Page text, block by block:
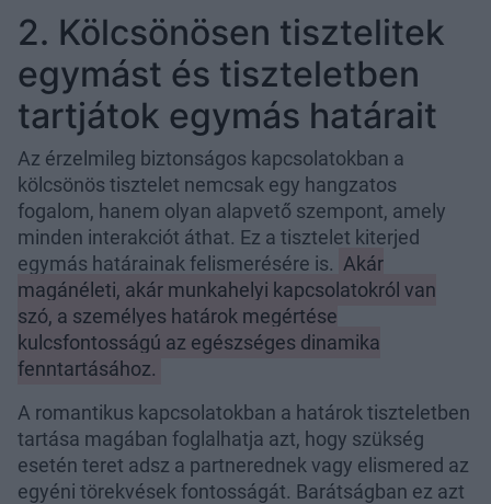
2. Kölcsönösen tisztelitek
egymást és tiszteletben
tartjátok egymás határait
Az érzelmileg biztonságos kapcsolatokban a
kölcsönös tisztelet nemcsak egy hangzatos
fogalom, hanem olyan alapvető szempont, amely
minden interakciót áthat. Ez a tisztelet kiterjed
egymás határainak felismerésére is. Akár
magánéleti, akár munkahelyi kapcsolatokról van
szó, a személyes határok megértése
kulcsfontosságú az egészséges dinamika
fenntartásához.
A romantikus kapcsolatokban a határok tiszteletben
tartása magában foglalhatja azt, hogy szükség
esetén teret adsz a partnerednek vagy elismered az
egyéni törekvések fontosságát. Barátságban ez azt